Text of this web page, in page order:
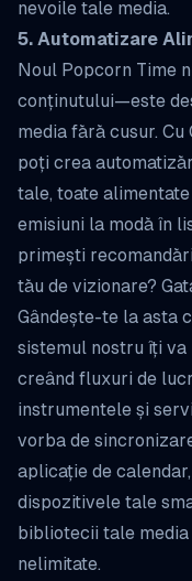
nevoile tale media.
5. Automatizare
Noul Popcorn Time
conținutului—este
media fără cusur.
poți crea
tale, toate
emisiuni la modă în
primești
tău de vizionare?
Gândește-te la asta
sistemul nostru îți
creând fluxuri de
instrumentele și
vorba de
aplicație de
dispozitivele tale
bibliotecii tale
nelimitate.